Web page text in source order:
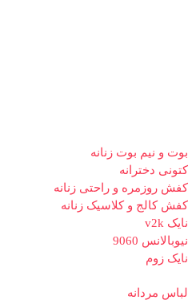
بوت و نیم بوت زنانه
کتونی دخترانه
کفش روزمره و راحتی زنانه
کفش کالج و کلاسیک زنانه
نایک v2k
نیوبالانس 9060
نایک زوم
لباس مردانه